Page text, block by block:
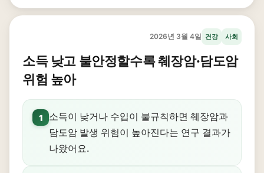
2026년 3월 4일 건강 사회
소득 낮고 불안정할수록 췌장암·담도암
위험 높아
1
소득이 낮거나 수입이 불규칙하면 췌장암과
담도암 발생 위험이 높아진다는 연구 결과가
나왔어요.